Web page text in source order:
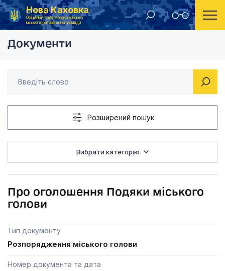
Нова Каховка
Офіційний сайт Новокаховської
міської територіальної громади
Головна Розпорядження Новокаховського міського голови 2021 рік Про оголошення
Документи
Розширений пошук
Вибрати категорію
Про оголошення Подяки міського
голови
Тип документу
Розпорядження міського голови
Номер документа та дата